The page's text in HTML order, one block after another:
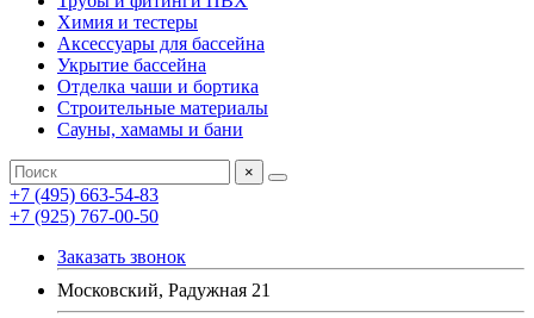
Химия и тестеры
Аксессуары для бассейна
Укрытие бассейна
Отделка чаши и бортика
Строительные материалы
Сауны, хамамы и бани
×
+7 (495) 663-54-83
+7 (925) 767-00-50
Заказать звонок
Московский, Радужная 21